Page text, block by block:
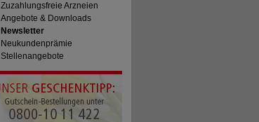
Zuzahlungsfreie Arzneien
Angebote & Downloads
Newsletter
Neukundenprämie
Stellenangebote